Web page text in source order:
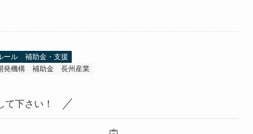
ール
補助金・支援
発機構 補助金 長州産業
て下さい！